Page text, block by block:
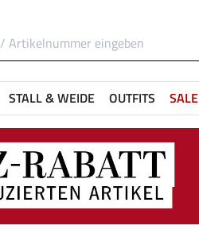
STALL & WEIDE OUTFITS SALE